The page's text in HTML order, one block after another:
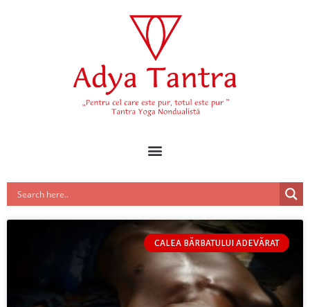
CALEA BĂRBATULUI ADEVĂRAT